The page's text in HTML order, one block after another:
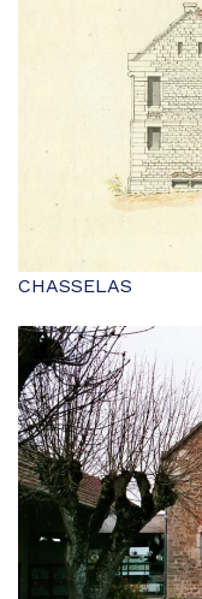
CHASSELAS